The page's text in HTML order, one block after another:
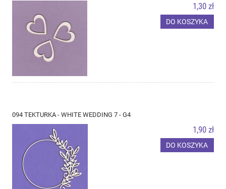
1,30 zł
DO KOSZYKA
094 TEKTURKA - WHITE WEDDING 7 - G4
1,90 zł
DO KOSZYKA